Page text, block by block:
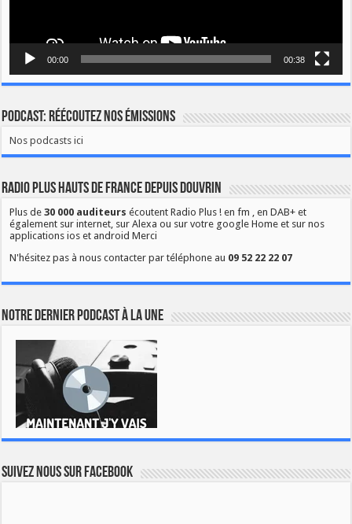
00:00 00:38
Podcast: Réécoutez nos émissions
Nos podcasts ici
Radio Plus Hauts de France depuis Douvrin
Plus de30 000 auditeurs écoutent Radio Plus ! en fm , en DAB+ et
également sur internet, sur Alexa ou sur votre google Home et sur nos
applications ios et android Merci
N'hésitez pas à nous contacter par téléphone au 09 52 22 22 07
Notre dernier podcast à la une
Suivez nous sur Facebook